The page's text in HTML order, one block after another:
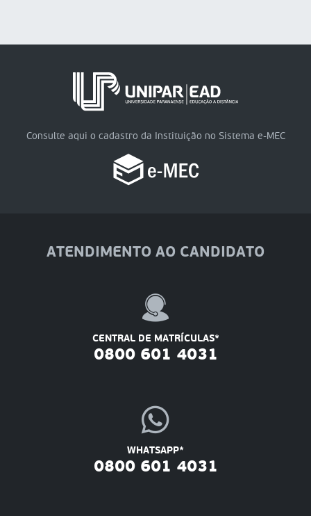
Consulte aqui o cadastro da Instituição no Sistema e-MEC
ATENDIMENTO AO CANDIDATO
CENTRAL DE MATRÍCULAS*
0800 601 4031
WHATSAPP*
0800 601 4031